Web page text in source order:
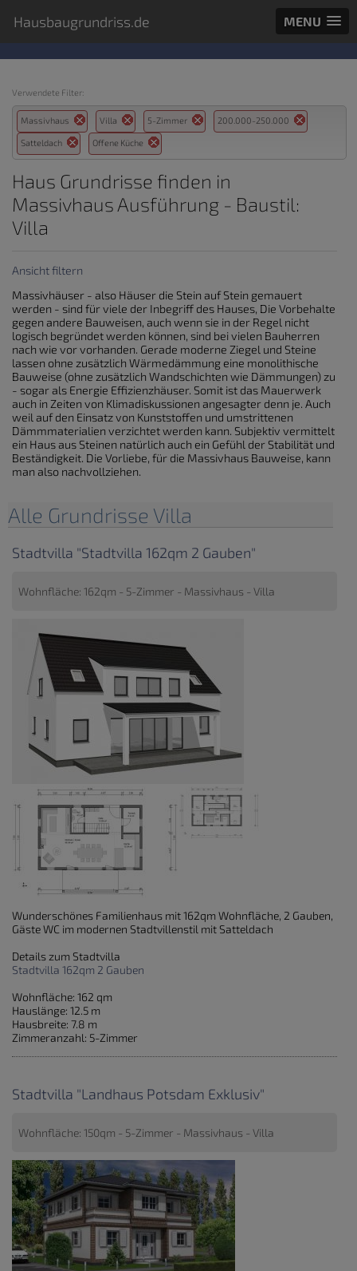
Hausbaugrundriss.de MENU
Verwendete Filter:
Massivhaus Villa 5-Zimmer 200.000-250.000
Satteldach Offene Küche
Haus Grundrisse finden in
Massivhaus Ausführung - Baustil:
Villa
Ansicht filtern
Massivhäuser - also Häuser die Stein auf Stein gemauert
werden - sind für viele der Inbegriff des Hauses, Die Vorbehalte
gegen andere Bauweisen, auch wenn sie in der Regel nicht
logisch begründet werden können, sind bei vielen Bauherren
nach wie vor vorhanden. Gerade moderne Ziegel und Steine
lassen ohne zusätzlich Wärmedämmung eine monolithische
Bauweise (ohne zusätzlich Wandschichten wie Dämmungen) zu
- sogar als Energie Effizienzhäuser. Somit ist das Mauerwerk
auch in Zeiten von Klimadiskussionen angesagter denn je. Auch
weil auf den Einsatz von Kunststoffen und umstrittenen
Dämmmaterialien verzichtet werden kann. Subjektiv vermittelt
ein Haus aus Steinen natürlich auch ein Gefühl der Stabilität und
Beständigkeit. Die Vorliebe, für die Massivhaus Bauweise, kann
man also nachvollziehen.
Alle Grundrisse Villa
Stadtvilla "Stadtvilla 162qm 2 Gauben"
Wohnfläche: 162qm - 5-Zimmer - Massivhaus - Villa
Wunderschönes Familienhaus mit 162qm Wohnfläche, 2 Gauben,
Gäste WC im modernen Stadtvillenstil mit Satteldach
Details zum Stadtvilla
Stadtvilla 162qm 2 Gauben
Wohnfläche: 162 qm
Hauslänge: 12.5 m
Hausbreite: 7.8 m
Zimmeranzahl: 5-Zimmer
Stadtvilla "Landhaus Potsdam Exklusiv"
Wohnfläche: 150qm - 5-Zimmer - Massivhaus - Villa